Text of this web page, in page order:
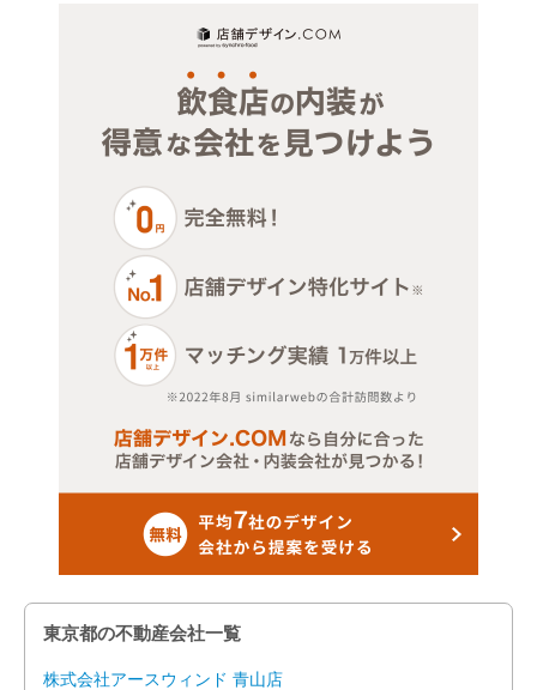
その他サービス・その他
東京都の不動産会社一覧
株式会社アースウィンド 青山店